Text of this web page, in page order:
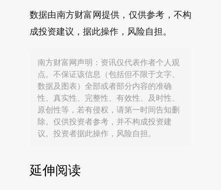
数据由南方财富网提供，仅供参考，不构
成投资建议，据此操作，风险自担。
南方财富网声明：资讯仅代表作者个人观
点。不保证该信息（包括但不限于文字、
数据及图表）全部或者部分内容的准确
性、真实性、完整性、有效性、及时性、
原创性等，若有侵权，请第一时间告知删
除。仅供投资者参考，并不构成投资建
议。投资者据此操作，风险自担。
延伸阅读